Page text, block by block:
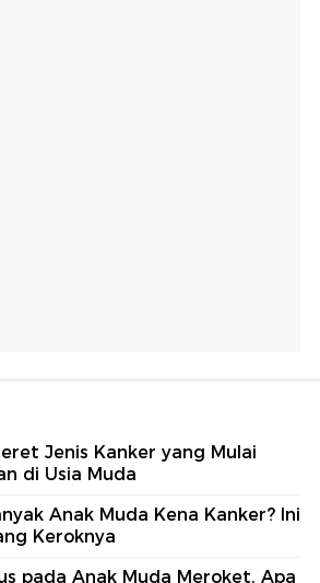
Jenis Kanker yang Mulai
di Usia Muda
Anak Muda Kena Kanker? Ini
Keroknya
pada Anak Muda Meroket, Apa